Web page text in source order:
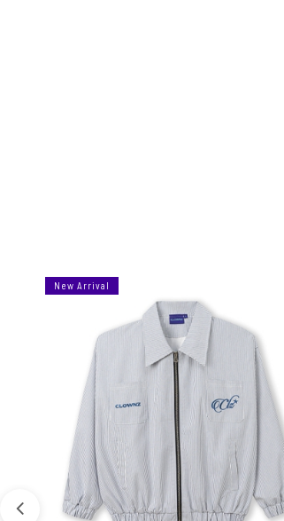
New Arrival